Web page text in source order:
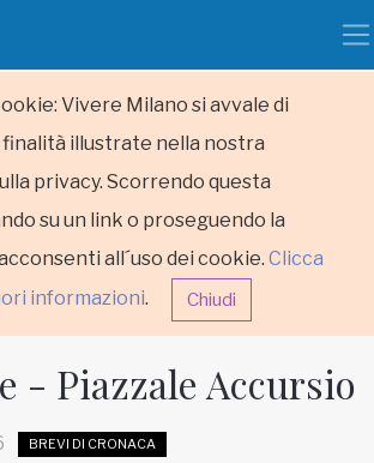
Vivere Milano si avvale di
illustrate nella nostra
privacy. Scorrendo questa
su un link o proseguendo la
all´uso dei cookie. Clicca
informazioni. Chiudi
- Piazzale Accursio
BREVI DI CRONACA